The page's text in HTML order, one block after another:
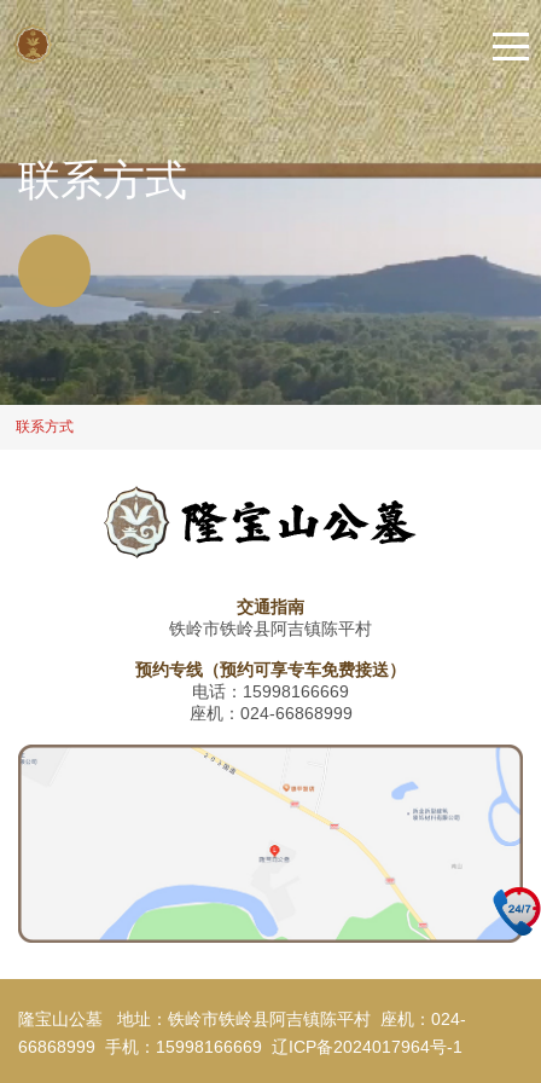
联系方式
联系方式
交通指南
铁岭市铁岭县阿吉镇陈平村
预约专线（预约可享专车免费接送）
电话：15998166669
座机：024-66868999
隆宝山公墓 地址： 铁岭市铁岭县阿吉镇陈平村 座机：024-
66868999 手机：15998166669 辽ICP备2024017964号-1